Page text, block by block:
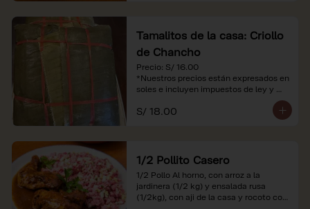
Tamalitos de la casa: Criollo
de Chancho
Precio: S/ 16.00
*Nuestros precios están expresados en
soles e incluyen impuestos de ley y
S/ 18.00
1/2 Pollito Casero
1/2 Pollo Al horno, con arroz a la
jardinera (1/2 kg) y ensalada rusa
(1/2kg), con aji de la casa y rocoto con